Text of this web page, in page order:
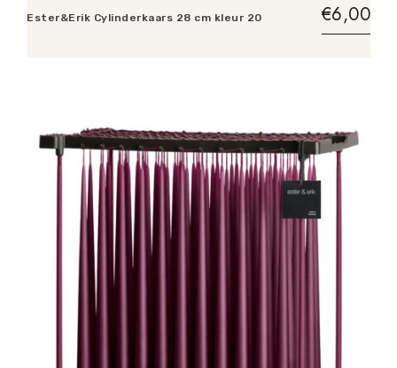
Ester&Erik Cylinderkaars 28 cm kleur 20 €6,00